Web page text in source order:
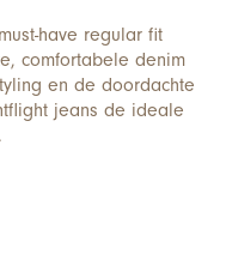
have regular fit
comfortabele denim
en de doordachte
jeans de ideale